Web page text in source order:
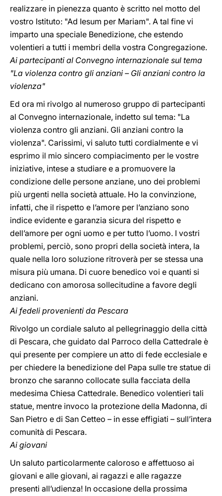
realizzare in pienezza quanto è scritto nel motto del
vostro Istituto: "Ad Iesum per Mariam". A tal fine vi
imparto una speciale Benedizione, che estendo
volentieri a tutti i membri della vostra Congregazione.
Ai partecipanti al Convegno internazionale sul tema
"La violenza contro gli anziani – Gli anziani contro la
violenza"
Ed ora mi rivolgo al numeroso gruppo di partecipanti
al Convegno internazionale, indetto sul tema: "La
violenza contro gli anziani. Gli anziani contro la
violenza". Carissimi, vi saluto tutti cordialmente e vi
esprimo il mio sincero compiacimento per le vostre
iniziative, intese a studiare e a promuovere la
condizione delle persone anziane, uno dei problemi
più urgenti nella società attuale. Ho la convinzione,
infatti, che il rispetto e l’amore per l’anziano sono
indice evidente e garanzia sicura del rispetto e
dell’amore per ogni uomo e per tutto l’uomo. I vostri
problemi, perciò, sono propri della società intera, la
quale nella loro soluzione ritroverà per se stessa una
misura più umana. Di cuore benedico voi e quanti si
dedicano con amorosa sollecitudine a favore degli
anziani.
Ai fedeli provenienti da Pescara
Rivolgo un cordiale saluto al pellegrinaggio della città
di Pescara, che guidato dal Parroco della Cattedrale è
qui presente per compiere un atto di fede ecclesiale e
per chiedere la benedizione del Papa sulle tre statue di
bronzo che saranno collocate sulla facciata della
medesima Chiesa Cattedrale. Benedico volentieri tali
statue, mentre invoco la protezione della Madonna, di
San Pietro e di San Cetteo – in esse effigiati – sull’intera
comunità di Pescara.
Ai giovani
Un saluto particolarmente caloroso e affettuoso ai
giovani e alle giovani, ai ragazzi e alle ragazze
presenti all’udienza! In occasione della prossima